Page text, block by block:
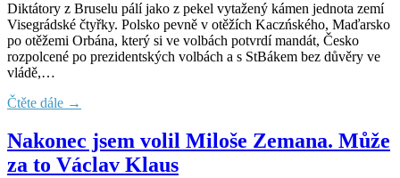
Diktátory z Bruselu pálí jako z pekel vytažený kámen jednota zemí
Visegrádské čtyřky. Polsko pevně v otěžích Kaczńského, Maďarsko
po otěžemi Orbána, který si ve volbách potvrdí mandát, Česko
rozpolcené po prezidentských volbách a s StBákem bez důvěry ve
vládě,…
Čtěte dále →
Nakonec jsem volil Miloše Zemana. Může
za to Václav Klaus